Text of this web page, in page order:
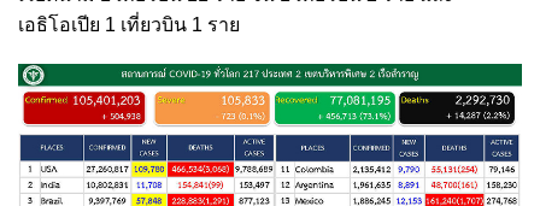
เอธิโอเปีย 1 เที่ยวบิน 1 ราย